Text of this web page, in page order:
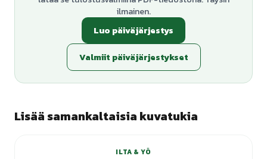
ilmainen.
Luo päiväjärjestys
Valmiit päiväjärjestykset
Lisää samankaltaisia kuvatukia
ILTA & YÖ